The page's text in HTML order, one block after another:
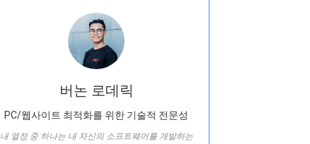
버논 로데릭
PC/웹사이트 최적화를 위한 기술적 전문성
내 열정 중 하나는 내 자신의 소프트웨어를 개발하는